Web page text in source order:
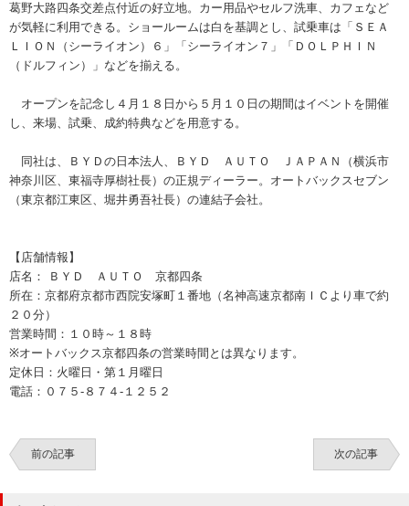
葛野大路四条交差点付近の好立地。カー用品やセルフ洗車、カフェなど
が気軽に利用できる。ショールームは白を基調とし、試乗車は「ＳＥＡ
ＬＩＯＮ（シーライオン）６」「シーライオン７」「ＤＯＬＰＨＩＮ
（ドルフィン）」などを揃える。
オープンを記念し４月１８日から５月１０日の期間はイベントを開催
し、来場、試乗、成約特典などを用意する。
同社は、ＢＹＤの日本法人、ＢＹＤ ＡＵＴＯ ＪＡＰＡＮ（横浜市
神奈川区、東福寺厚樹社長）の正規ディーラー。オートバックスセブン
（東京都江東区、堀井勇吾社長）の連結子会社。
【店舗情報】
店名： ＢＹＤ ＡＵＴＯ 京都四条
所在：京都府京都市西院安塚町１番地（名神高速京都南ＩＣより車で約
２０分）
営業時間：１０時～１８時
※オートバックス京都四条の営業時間とは異なります。
定休日：火曜日・第１月曜日
電話：０７５‐８７４‐１２５２
前の記事 次の記事